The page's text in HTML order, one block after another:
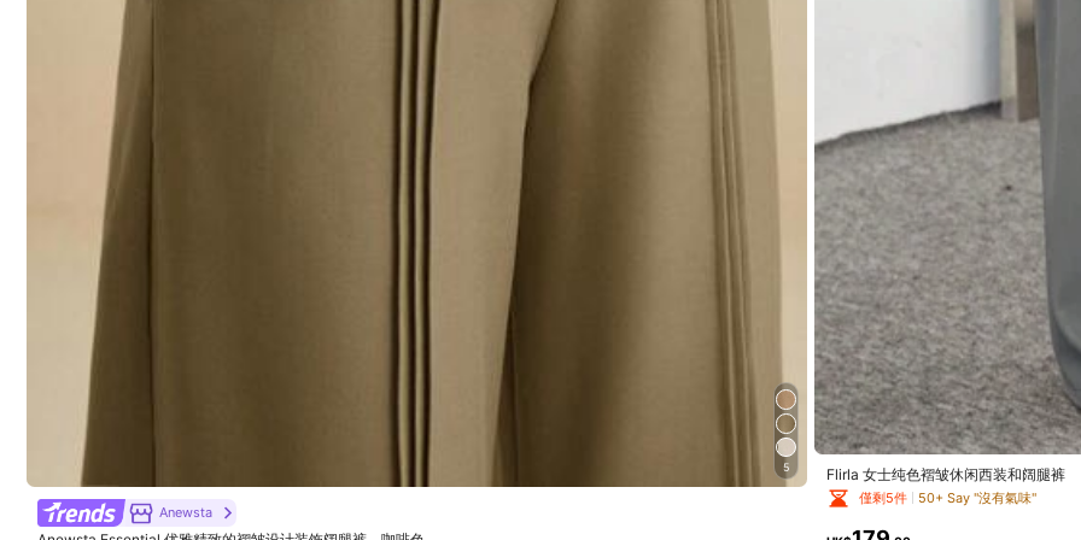
4M 追蹤者
5
Anewsta
Flirla 女士纯色褶皱休闲西装和阔腿裤
僅剩5件 50+ Say "沒有氣味"